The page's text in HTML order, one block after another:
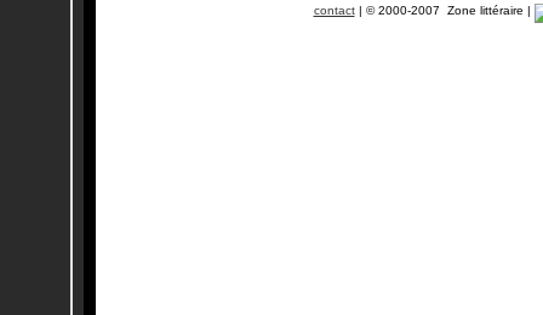
contact| © 2000-2007 Zone littéraire |